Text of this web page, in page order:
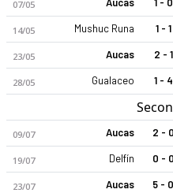
07/05
14/05 Mushuc Runa 1 - 1
23/05 Aucas 2 - 1
28/05 Gualaceo 1 - 4
09/07 Aucas 2 - 0
19/07 Delfín 0 - 0
23/07 Aucas 5 - 0